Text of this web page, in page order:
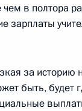
понедельник
Екатеринбург
в полтора
зарплаты
за
быть, будет